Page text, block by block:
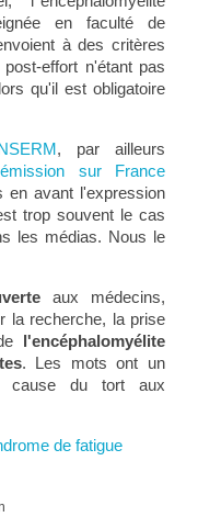
en faculté de
à des critères
effort n'étant pas
qu'il est obligatoire
, par ailleurs
émission sur France
en avant l'expression
trop souvent le cas
les médias. Nous le
aux médecins,
la recherche, la prise
l'encéphalomyélite
. Les mots ont un
cause du tort aux
de fatigue